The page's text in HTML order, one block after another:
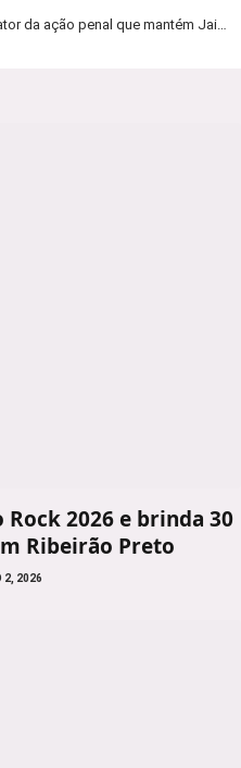
da ação penal que mantém Jair
Rock 2026 e brinda 30
Ribeirão Preto
2, 2026